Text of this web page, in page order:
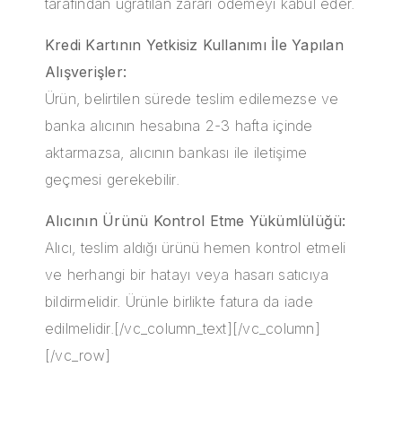
tarafından uğratılan zararı ödemeyi kabul eder.
Kredi Kartının Yetkisiz Kullanımı İle Yapılan
Alışverişler:
Ürün, belirtilen sürede teslim edilemezse ve
banka alıcının hesabına 2-3 hafta içinde
aktarmazsa, alıcının bankası ile iletişime
geçmesi gerekebilir.
Alıcının Ürünü Kontrol Etme Yükümlülüğü:
Alıcı, teslim aldığı ürünü hemen kontrol etmeli
ve herhangi bir hatayı veya hasarı satıcıya
bildirmelidir. Ürünle birlikte fatura da iade
edilmelidir.[/vc_column_text][/vc_column]
[/vc_row]